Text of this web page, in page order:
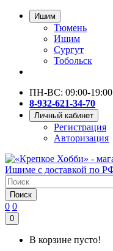
Ишим
Тюмень
Ишим
Сургут
Тобольск
ПН-ВС: 09:00-19:00
8-932-621-34-70
Личный кабинет
Регистрация
Авторизация
Поиск
0 0
0
В корзине пусто!